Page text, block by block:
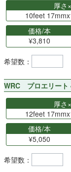
厚さ
10feet
価格/本
¥3,810
希望数：
WRC プロエリー
厚さ
12feet
価格/本
¥5,050
希望数：